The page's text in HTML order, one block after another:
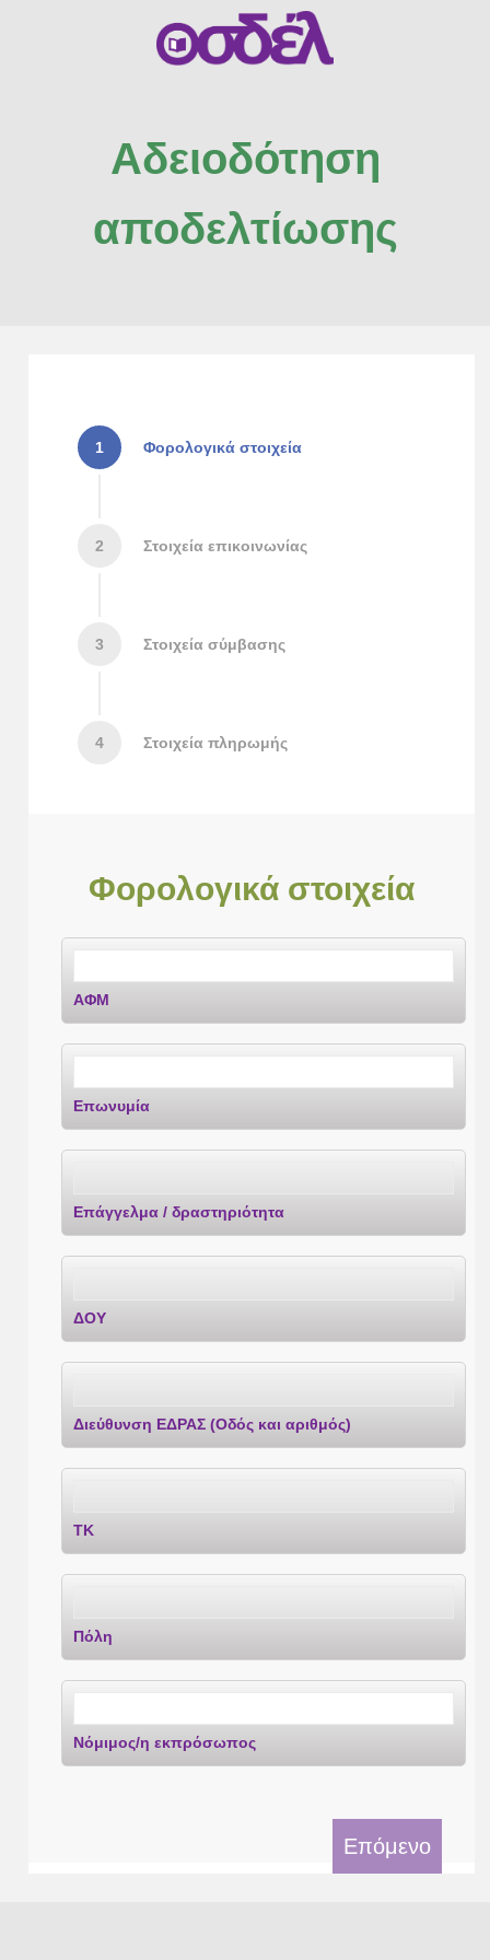
Αδειοδότηση
αποδελτίωσης
1 Φορολογικά στοιχεία
2 Στοιχεία επικοινωνίας
3 Στοιχεία σύμβασης
4 Στοιχεία πληρωμής
Φορολογικά στοιχεία
ΑΦΜ
Επωνυμία
Επάγγελμα / δραστηριότητα
ΔΟΥ
Διεύθυνση ΕΔΡΑΣ (Οδός και αριθμός)
ΤΚ
Πόλη
Νόμιμος/η εκπρόσωπος
Επόμενο